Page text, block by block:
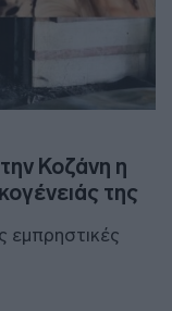
Κοζάνη η
της
εμπρηστικές